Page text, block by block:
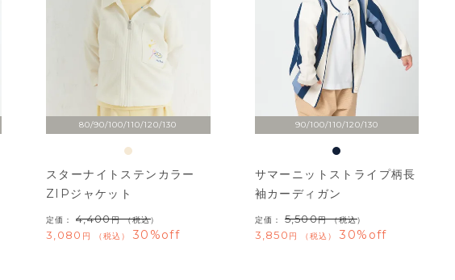
80/90/100/110/120/130
スターナイトステンカラー
ZIPジャケット
定価： 4,400 （税込）
3,080 税込 30%off
90/100/110/120/130
サマーニットストライプ柄長
袖カーディガン
定価： 5,500 （税込）
3,850 税込 30%off